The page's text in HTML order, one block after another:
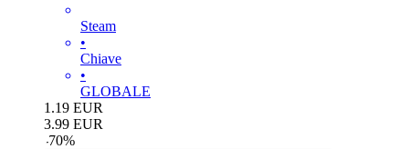
Steam
•
Chiave
•
GLOBALE
1.19 EUR
3.99 EUR
-70%